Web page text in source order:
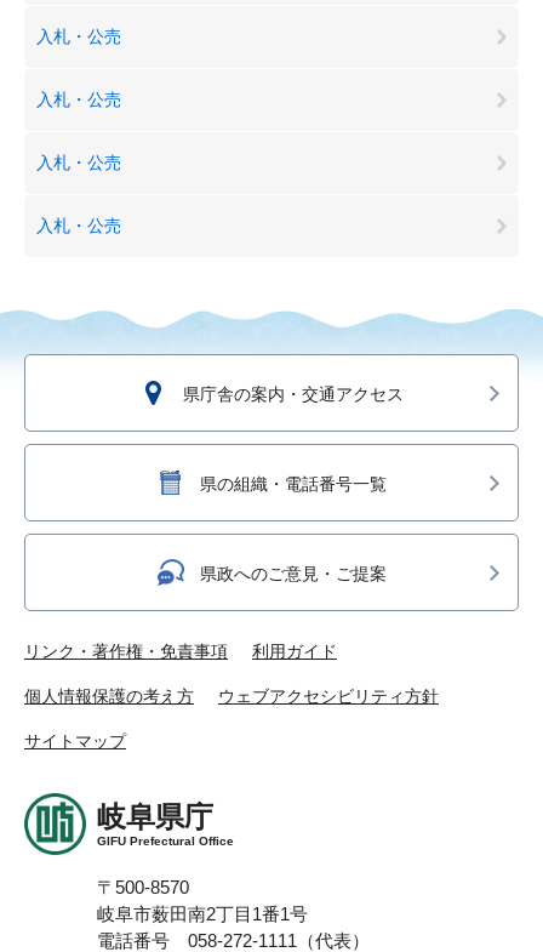
入札・公売
入札・公売
入札・公売
入札・公売
県庁舎の案内・交通アクセス
県の組織・電話番号一覧
県政へのご意見・ご提案
リンク・著作権・免責事項 利用ガイド
個人情報保護の考え方 ウェブアクセシビリティ方針
サイトマップ
岐阜県庁
GIFU Prefectural Office
〒500-8570
岐阜市薮田南2丁目1番1号
電話番号 058-272-1111（代表）